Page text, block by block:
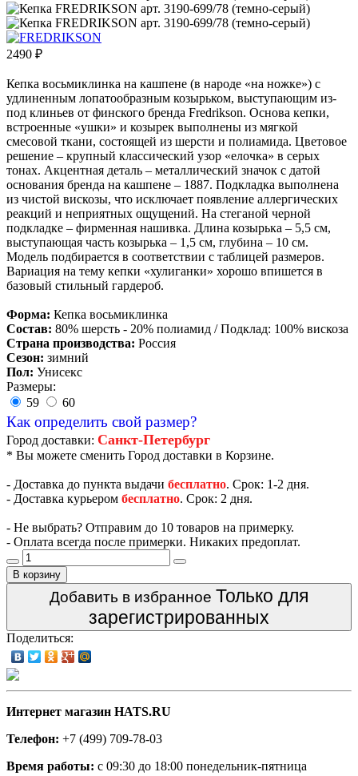
2490 ₽
Кепка восьмиклинка на кашпене (в народе «на ножке») с
удлиненным лопатообразным козырьком, выступающим из-
под клиньев от финского бренда Fredrikson. Основа кепки,
встроенные «ушки» и козырек выполнены из мягкой
смесовой ткани, состоящей из шерсти и полиамида. Цветовое
решение – крупный классический узор «елочка» в серых
тонах. Акцентная деталь – металлический значок с датой
основания бренда на кашпене – 1887. Подкладка выполнена
из чистой вискозы, что исключает появление аллергических
реакций и неприятных ощущений. На стеганой черной
подкладке – фирменная нашивка. Длина козырька – 5,5 см,
выступающая часть козырька – 1,5 см, глубина – 10 см.
Модель подбирается в соответствии с таблицей размеров.
Вариация на тему кепки «хулиганки» хорошо впишется в
базовый стильный гардероб.
Форма: Кепка восьмиклинка
Состав: 80% шерсть - 20% полиамид / Подклад: 100% вискоза
Страна производства: Россия
Сезон: зимний
Пол: Унисекс
Размеры:
59
60
Как определить свой размер?
Город доставки: Санкт-Петербург
* Вы можете сменить Город доставки в Корзине.
- Доставка до пункта выдачи бесплатно. Срок: 1-2 дня.
- Доставка курьером бесплатно. Срок: 2 дня.
- Не выбрать? Отправим до 10 товаров на примерку.
- Оплата всегда после примерки. Никаких предоплат.
В корзину
Добавить в избранное Только для
зарегистрированных
Поделиться:
Интернет магазин HATS.RU
Телефон: +7 (499) 709-78-03
Время работы: с 09:30 до 18:00 понедельник-пятница